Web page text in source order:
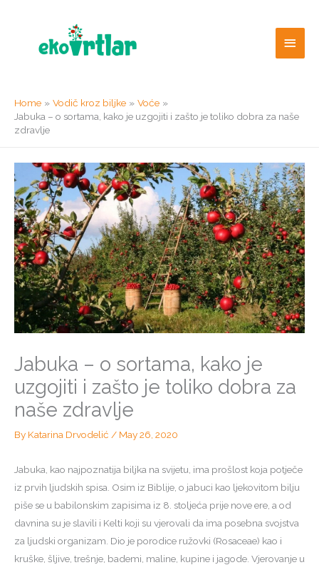
Main
Home Vodič kroz biljke
Voće
Jabuka – o sortama, kako je uzgojiti i zašto je toliko dobra za naše
zdravlje
Jabuka – o sortama, kako je
uzgojiti i zašto je toliko dobra za
naše zdravlje
By Katarina Drvodelić / May 26, 2020
Jabuka, kao najpoznatija biljka na svijetu, ima prošlost koja potječe
iz prvih ljudskih spisa. Osim iz Biblije, o jabuci kao ljekovitom bilju
piše se u babilonskim zapisima iz 8. stoljeća prije nove ere, a od
davnina su je slavili i Kelti koji su vjerovali da ima posebna svojstva
za ljudski organizam. Dio je porodice ružovki (Rosaceae) kao i
kruške, šljive, trešnje, bademi, maline, kupine i jagode. Vjerovanje u